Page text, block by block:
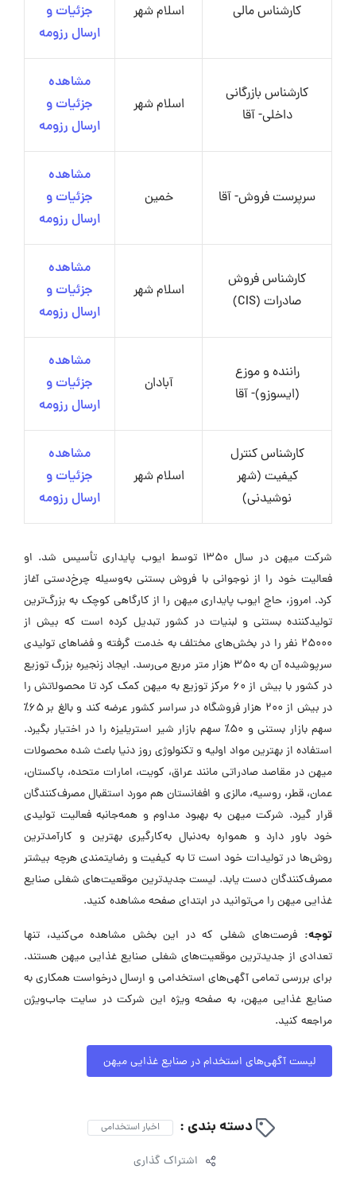
کارشناس مالی اسلام شهر
جزئیات و
ارسال رزومه
کارشناس بازرگانی
داخلی- آقا
اسلام شهر
مشاهده
جزئیات و
ارسال رزومه
سرپرست فروش- آقا خمین
مشاهده
جزئیات و
ارسال رزومه
کارشناس فروش
صادرات (CIS)
اسلام شهر
مشاهده
جزئیات و
ارسال رزومه
راننده و موزع
(ایسوزو)- آقا
آبادان
مشاهده
جزئیات و
ارسال رزومه
کارشناس کنترل
کیفیت (شهر
نوشیدنی)
اسلام شهر
مشاهده
جزئیات و
ارسال رزومه
شرکت میهن در سال ۱۳۵۰ توسط ایوب پایداری تأسیس شد. او
فعالیت خود را از نوجوانی با فروش بستنی به‌وسیله چرخ‌دستی آغاز
کرد. امروز، حاج ایوب پایداری میهن را از کارگاهی کوچک به بزرگ‌ترین
تولیدکننده بستنی و لبنیات در کشور تبدیل کرده است که بیش از
۲۵۰۰۰ نفر را در بخش‌های مختلف به خدمت گرفته و فضاهای تولیدی
سرپوشیده آن به ۳۵۰ هزار متر مربع می‌رسد. ایجاد زنجیره بزرگ توزیع
در کشور با بیش از ۶۰ مرکز توزیع به میهن کمک کرد تا محصولاتش را
در بیش از ۲۰۰ هزار فروشگاه در سراسر کشور عرضه کند و بالغ بر ۶۵٪
سهم بازار بستنی و ۵۰٪ سهم بازار شیر استریلیزه را در اختیار بگیرد.
استفاده از بهترین مواد اولیه و تکنولوژی روز دنیا باعث شده محصولات
میهن در مقاصد صادراتی مانند عراق، کویت، امارات متحده، پاکستان،
عمان، قطر، روسیه، مالزی و افغانستان هم مورد استقبال مصرف‌کنندگان
قرار گیرد. شرکت میهن به بهبود مداوم و همه‌جانبه فعالیت تولیدی
خود باور دارد و همواره به‌دنبال به‌کارگیری بهترین و کارآمدترین
روش‌ها در تولیدات خود است تا به کیفیت و رضایتمندی هرچه بیشتر
مصرف‌کنندگان دست یابد. لیست جدیدترین موقعیت‌های شغلی صنایع
غذایی میهن را می‌توانید در ابتدای صفحه مشاهده کنید.
توجه: فرصت‌های شغلی که در این بخش مشاهده می‌کنید، تنها
تعدادی از جدیدترین موقعیت‌های شغلی صنایع غذایی میهن هستند.
برای بررسی تمامی آگهی‌های استخدامی و ارسال درخواست همکاری به
صنایع غذایی میهن، به صفحه ویژه این شرکت در سایت جاب‌ویژن
مراجعه کنید.
لیست آگهی‌های استخدام در صنایع غذایی میهن
دسته بندی : اخبار استخدامی
اشتراک گذاری